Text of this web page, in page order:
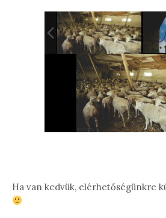
Ha van kedvük, elérhetőségünkre